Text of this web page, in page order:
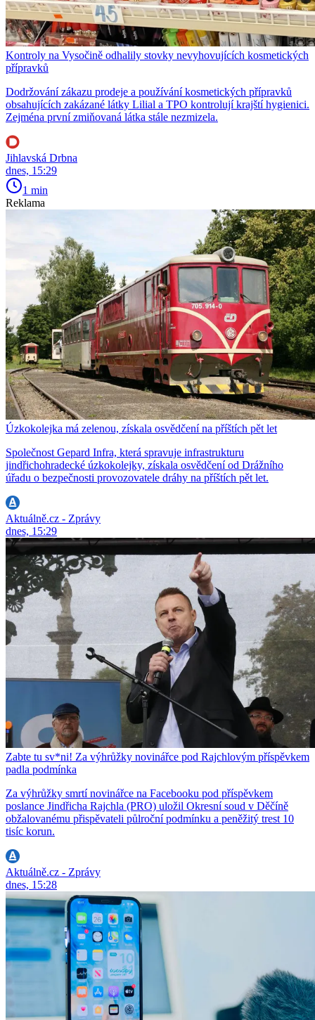
Kontroly na Vysočině odhalily stovky nevyhovujících kosmetických
přípravků
Dodržování zákazu prodeje a používání kosmetických přípravků
obsahujících zakázané látky Lilial a TPO kontrolují krajští hygienici.
Zejména první zmiňovaná látka stále nezmizela.
Jihlavská Drbna
dnes, 15:29
1 min
Reklama
Úzkokolejka má zelenou, získala osvědčení na příštích pět let
Společnost Gepard Infra, která spravuje infrastrukturu
jindřichohradecké úzkokolejky, získala osvědčení od Drážního
úřadu o bezpečnosti provozovatele dráhy na příštích pět let.
Aktuálně.cz - Zprávy
dnes, 15:29
Zabte tu sv*ni! Za výhrůžky novinářce pod Rajchlovým příspěvkem
padla podmínka
Za výhrůžky smrtí novinářce na Facebooku pod příspěvkem
poslance Jindřicha Rajchla (PRO) uložil Okresní soud v Děčíně
obžalovanému přispěvateli půlroční podmínku a peněžitý trest 10
tisíc korun.
Aktuálně.cz - Zprávy
dnes, 15:28